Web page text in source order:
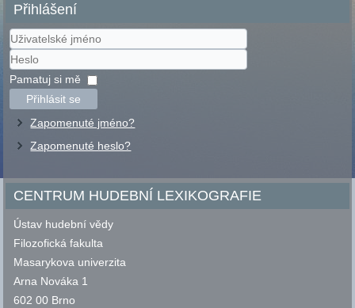
Přihlášení
Uživatelské
jméno
Heslo
Pamatuj si mě
Přihlásit se
Zapomenuté jméno?
Zapomenuté heslo?
CENTRUM HUDEBNÍ LEXIKOGRAFIE
Ústav hudební vědy
Filozofická fakulta
Masarykova univerzita
Arna Nováka 1
602 00 Brno